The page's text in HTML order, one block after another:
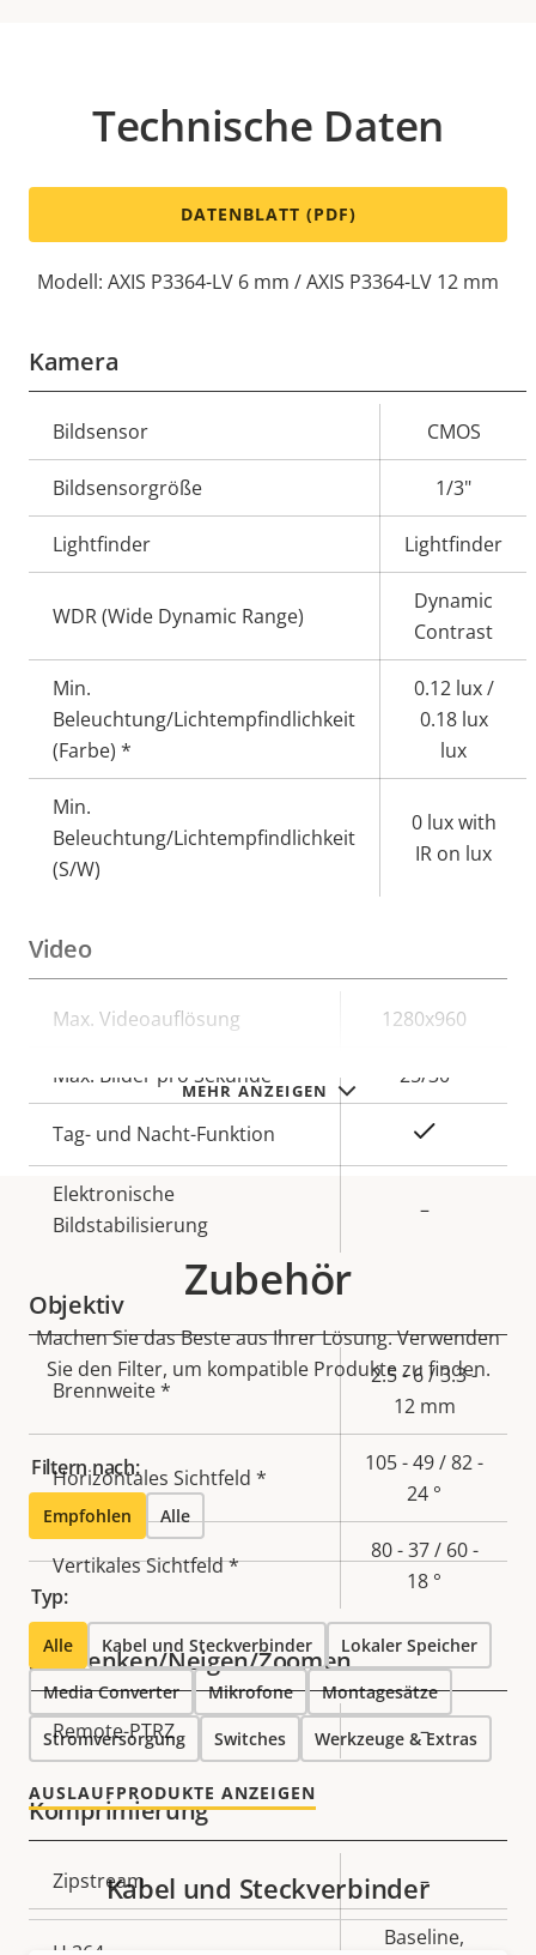
MEHR ANZEIGEN
Technische Daten
DATENBLATT (PDF)
Modell: AXIS P3364-LV 6 mm / AXIS P3364-LV 12 mm
Kamera
Eigentumsbeschreibung Eigentumswert
Bildsensor CMOS
Bildsensorgröße 1/3"
Lightfinder Lightfinder
WDR (Wide Dynamic Range)
Dynamic
Contrast
Min.
Beleuchtung/Lichtempfindlichkeit
(Farbe) *
0.12 lux /
0.18 lux
lux
Min.
Beleuchtung/Lichtempfindlichkeit
(S/W)
0 lux with
IR on lux
Video
Eigentumsbeschreibung Eigentumswert
Max. Videoauflösung 1280x960
Max. Bilder pro Sekunde 25/30
Tag- und Nacht-Funktion
Elektronische
Bildstabilisierung
–
Objektiv
Eigentumsbeschreibung Eigentumswert
Brennweite *
2.5 - 6 / 3.3 -
12 mm
Horizontales Sichtfeld *
105 - 49 / 82 -
24 °
Vertikales Sichtfeld *
80 - 37 / 60 -
18 °
Schwenken/Neigen/Zoomen
Eigentumsbeschreibung Eigentumswert
Remote-PTRZ –
Komprimierung
Eigentumsbeschreibung Eigentumswert
Zipstream –
Baseline,
Zubehör
Machen Sie das Beste aus Ihrer Lösung. Verwenden
Sie den Filter, um kompatible Produkte zu finden.
Filtern nach:
Empfohlen Alle
Typ:
Alle Kabel und Steckverbinder Lokaler Speicher
Media Converter Mikrofone Montagesätze
Stromversorgung Switches Werkzeuge & Extras
AUSLAUFPRODUKTE ANZEIGEN
Kabel und Steckverbinder